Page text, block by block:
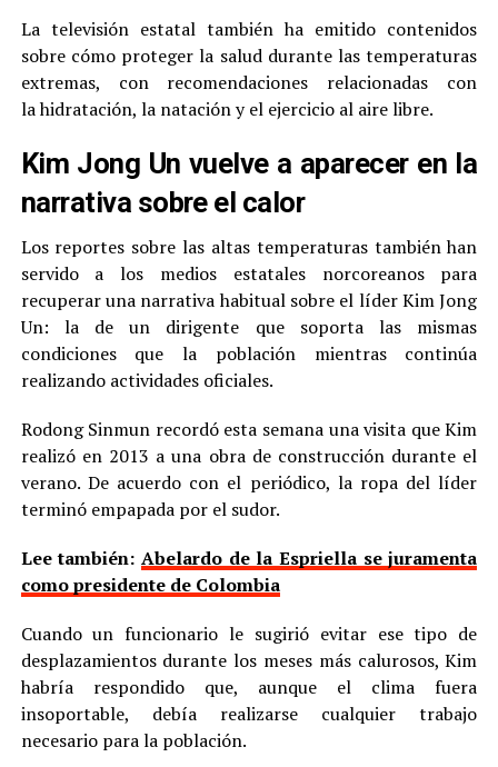
La televisión estatal también ha emitido contenidos
sobre cómo proteger la salud durante las temperaturas
extremas, con recomendaciones relacionadas con
la hidratación, la natación y el ejercicio al aire libre.
Kim Jong Un vuelve a aparecer en la
narrativa sobre el calor
Los reportes sobre las altas temperaturas también han
servido a los medios estatales norcoreanos para
recuperar una narrativa habitual sobre el líder Kim Jong
Un: la de un dirigente que soporta las mismas
condiciones que la población mientras continúa
realizando actividades oficiales.
Rodong Sinmun recordó esta semana una visita que Kim
realizó en 2013 a una obra de construcción durante el
verano. De acuerdo con el periódico, la ropa del líder
terminó empapada por el sudor.
Lee también: Abelardo de la Espriella se juramenta
como presidente de Colombia
Cuando un funcionario le sugirió evitar ese tipo de
desplazamientos durante los meses más calurosos, Kim
habría respondido que, aunque el clima fuera
insoportable, debía realizarse cualquier trabajo
necesario para la población.